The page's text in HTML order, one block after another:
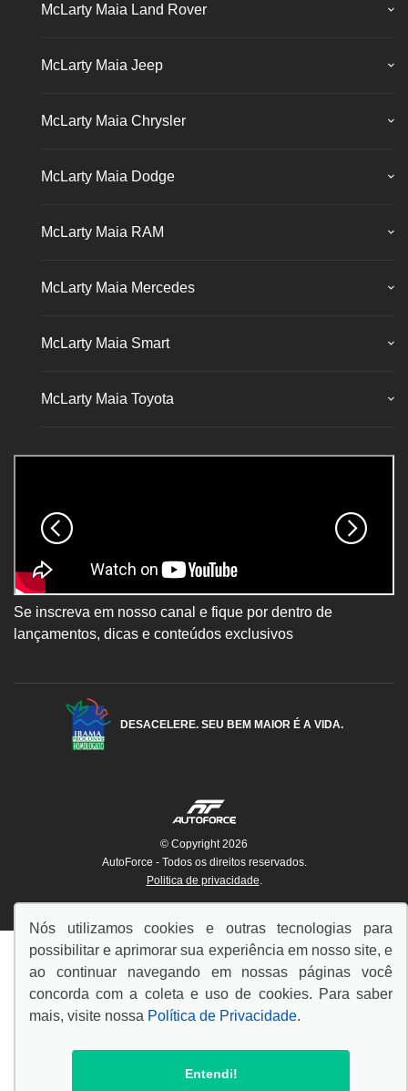
McLarty Maia Land Rover
McLarty Maia Jeep
McLarty Maia Chrysler
McLarty Maia Dodge
McLarty Maia RAM
McLarty Maia Mercedes
McLarty Maia Smart
McLarty Maia Toyota
Se inscreva em nosso canal e fique por dentro de
lançamentos, dicas e conteúdos exclusivos
DESACELERE. SEU BEM MAIOR É A VIDA.
© Copyright 2026
AutoForce - Todos os direitos reservados.
Politica de privacidade
Nós utilizamos cookies e outras tecnologias para
possibilitar e aprimorar sua experiência em nosso site, e
ao continuar navegando em nossas páginas você
concorda com a coleta e uso de cookies. Para saber
mais, visite nossa Política de Privacidade.
Entendi!